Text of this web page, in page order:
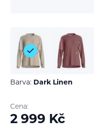
Barva: Dark Linen
Cena:
2 999 Kč